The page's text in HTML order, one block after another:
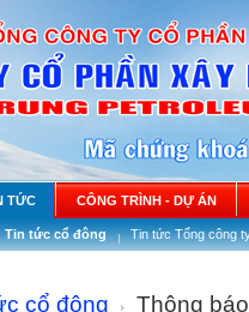
TỨC CÔNG TRÌNH - DỰ ÁN
Tin tức cổ đông Tin tức Tổng công
cổ đông
Thông